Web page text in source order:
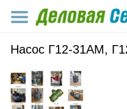
Насос Г12-31АМ,